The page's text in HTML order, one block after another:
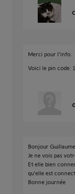
Merci pour l'info.
Voici le pin code:
Bonjour Guillaume,
Je ne vois pas
Et elle bien
qu'elle est
Bonne journée